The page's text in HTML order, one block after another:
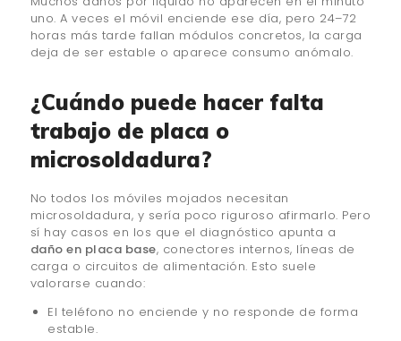
uno. A veces el móvil enciende ese día, pero 24–72
horas más tarde fallan módulos concretos, la carga
deja de ser estable o aparece consumo anómalo.
¿Cuándo puede hacer falta
trabajo de placa o
microsoldadura?
No todos los móviles mojados necesitan
microsoldadura, y sería poco riguroso afirmarlo. Pero
sí hay casos en los que el diagnóstico apunta a
daño en placa base, conectores internos, líneas de
carga o circuitos de alimentación. Esto suele
valorarse cuando:
El teléfono no enciende y no responde de forma
estable.